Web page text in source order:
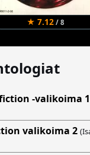
★ 7.12/ 8
-valikoima 1
valikoima 2